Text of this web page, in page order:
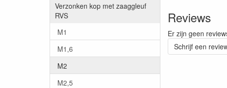
Verzonken kop met zaaggleuf
RVS
M1
M1,6
M2
M2,5
Reviews
Er zijn geen
Schrijf een